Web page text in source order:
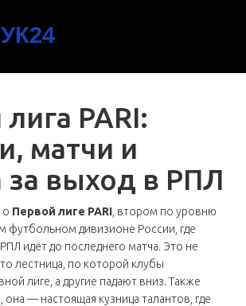
PARI:
матчи и
за выход в РПЛ
о Первой лиге PARI втором по уровню
футбольном дивизионе России, где
идёт до последнего матча. Это не
лестница, по которой клубы
лиге, а другие падают вниз. Также
она — настоящая кузница талантов, где